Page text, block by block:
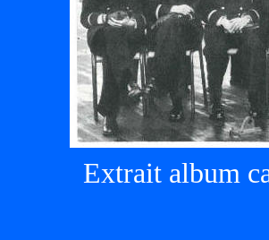
Extrait album